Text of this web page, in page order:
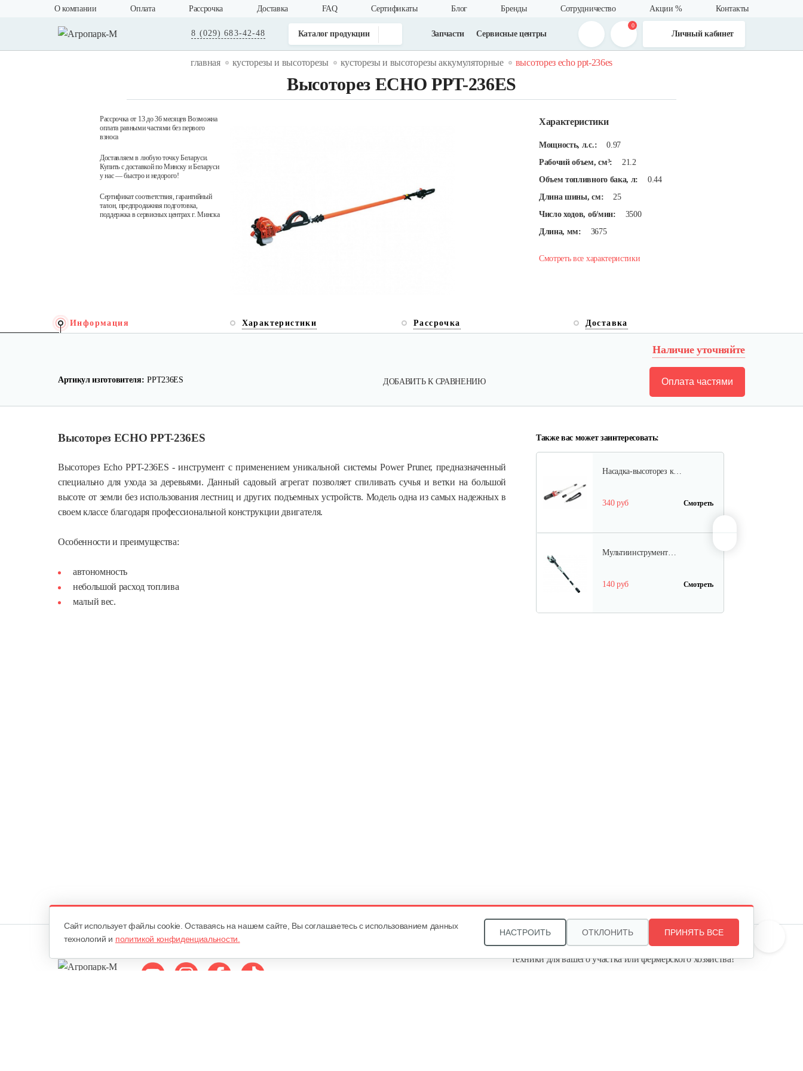
О компании Оплата Рассрочка Доставка FAQ Cертификаты Блог Бренды Сотрудничество Акции % Контакты
8 (029) 683-42-48 Каталог продукции Запчасти Сервисные центры
0
Личный кабинет
главная кусторезы и высоторезы кусторезы и высоторезы аккумуляторные высоторез echo ppt-236es
Высоторез ECHO PPT-236ES
Рассрочка от 13 до 36 месяцев Возможна
оплата равными частями без первого
взноса
Доставляем в любую точку Беларуси.
Купить с доставкой по Минску и Беларуси
у нас — быстро и недорого!
Сертификат соответствия, гарантийный
талон, предпродажная подготовка,
поддержка в сервисных центрах г. Минска
Характеристики
Мощность, л.с.:
0.97
Рабочий объем, см³:
21.2
Объем топливного бака, л:
0.44
Длина шины, см:
25
Число ходов, об/мин:
3500
Длина, мм:
3675
Смотреть все характеристики
Информация Характеристики Рассрочка Доставка
Наличие уточняйте
Артикул изготовителя: PPT236ES ДОБАВИТЬ К СРАВНЕНИЮ Оплата частями
Высоторез ECHO PPT-236ES
Высоторез Echo PPT-236ES - инструмент с применением уникальной системы Power Pruner, предназначенный
специально для ухода за деревьями. Данный садовый агрегат позволяет спиливать сучья и ветки на большой
высоте от земли без использования лестниц и других подъемных устройств. Модель одна из самых надежных в
своем классе благодаря профессиональной конструкции двигателя.
Особенности и преимущества:
автономность
небольшой расход топлива
малый вес.
Также вас может заинтересовать:
KO GS…
Смотреть
Насадка-высоторез к…
340 руб Смотреть
Мультиинструмент…
140 руб Смотреть
140 руб Смотреть
Аккумуляторные ножницы AL-
Звоните, и мы поможем подобрать идеальный вариант
техники для вашего участка или фермерского хозяйства!
Cайт использует файлы cookie. Оставаясь на нашем сайте, Вы соглашаетесь с использованием данных
технологий и политикой конфиденциальности.
НАСТРОИТЬ ОТКЛОНИТЬ ПРИНЯТЬ ВСЕ